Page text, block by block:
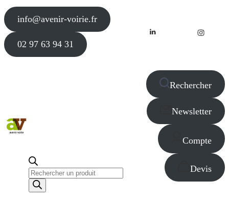
info@avenir-voirie.fr
02 97 63 94 31
Recherche
de
produits
Rechercher
Newsletter
Compte
Devis